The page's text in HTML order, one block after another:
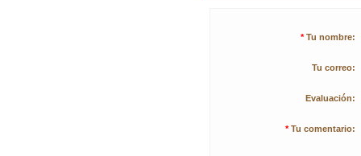
* Tu nombre:
Tu correo:
Evaluación:
* Tu comentario: